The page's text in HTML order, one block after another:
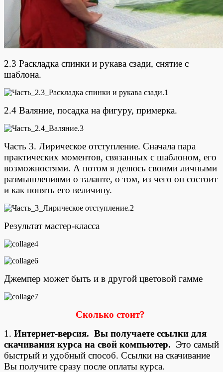
2.3 Раскладка спинки и рукава сзади, снятие с
шаблона.
2.4 Валяние, посадка на фигуру, примерка.
Часть 3. Лирическое отступление. Сначала пара
практических моментов, связанных с шаблоном, его
возможностями. А потом я делюсь своими личными
размышлениями о таланте, о том, из чего он состоит
и как понять его величину.
Результат мастер-класса
Джемпер может быть и в другой цветовой гамме
Сколько стоит?
1. Интернет-версия. Вы получаете ссылки для
скачивания курса на свой компьютер. Это самый
быстрый и удобный способ. Ссылки на скачивание
Вы получите сразу после оплаты курса.